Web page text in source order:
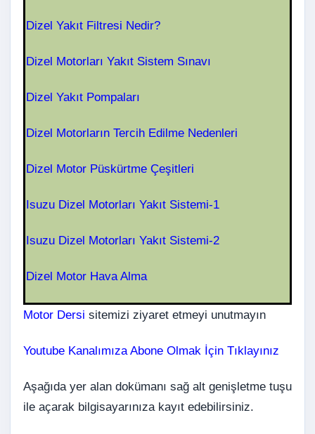
Dizel Yakıt Filtresi Nedir?
Dizel Motorları Yakıt Sistem Sınavı
Dizel Yakıt Pompaları
Dizel Motorların Tercih Edilme Nedenleri
Dizel Motor Püskürtme Çeşitleri
Isuzu Dizel Motorları Yakıt Sistemi-1
Isuzu Dizel Motorları Yakıt Sistemi-2
Dizel Motor Hava Alma
Motor Dersi sitemizi ziyaret etmeyi unutmayın
Youtube Kanalımıza Abone Olmak İçin Tıklayınız
Aşağıda yer alan dokümanı sağ alt genişletme tuşu
ile açarak bilgisayarınıza kayıt edebilirsiniz.